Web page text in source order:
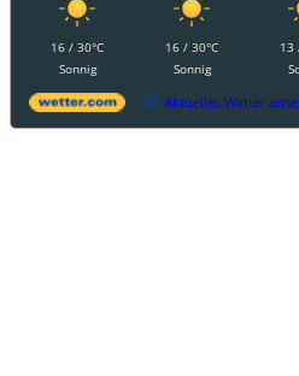
16 / 30°C
Sonnig
16 / 30°C
Sonnig
13
Aktuelles Wetter